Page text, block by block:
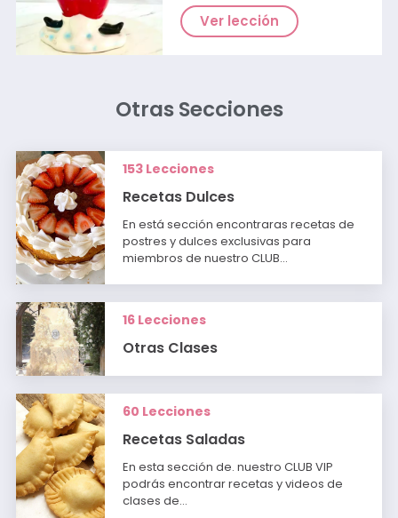
Ver lección
Otras Secciones
153 Lecciones
Recetas Dulces
En está sección encontraras recetas de
postres y dulces exclusivas para
miembros de nuestro CLUB…
16 Lecciones
Otras Clases
60 Lecciones
Recetas Saladas
En esta sección de. nuestro CLUB VIP
podrás encontrar recetas y videos de
clases de…